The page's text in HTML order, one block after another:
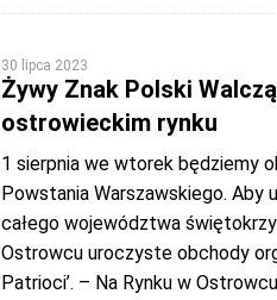
30 lipca 2023
Żywy Znak Polski
ostrowieckim rynku
1 sierpnia we wtorek będziemy
Powstania Warszawskiego.
całego województwa
Ostrowcu uroczyste obchody
Patrioci’. – Na Rynku w